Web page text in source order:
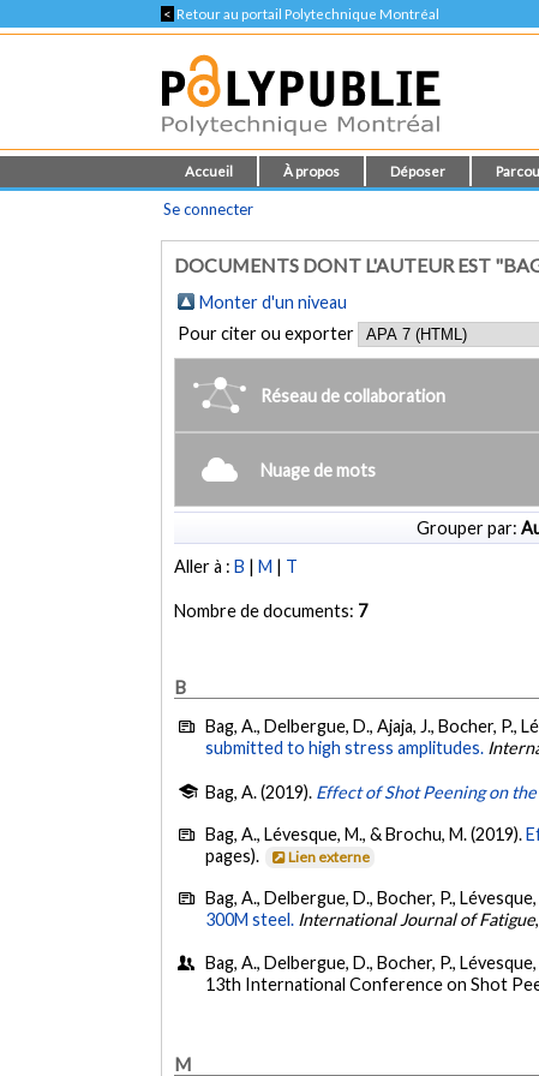
< Retour au portail Polytechnique Montréal
Accueil À propos Déposer
Se connecter
DOCUMENTS DONT L'AUTEUR EST
Monter d'un niveau
Pour citer ou exporter
Réseau de collaboration
Nuage de mots
Grouper par:
Aller à :B |M | T
Nombre de documents: 7
B
Bag, A., Delbergue, D., Ajaja, J., Bocher, P.,
submitted to high stress amplitudes.
Bag, A. (2019). Effect of Shot Peening on
Bag, A., Lévesque, M., & Brochu, M. (2019).
pages).
Lien externe
Bag, A., Delbergue, D., Bocher, P.,
300M steel. International Journal of Fatigue,
Bag, A., Delbergue, D., Bocher, P.,
13th International Conference on Shot
M